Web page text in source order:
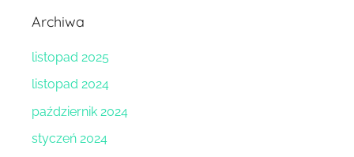
Archiwa
listopad 2025
listopad 2024
październik 2024
styczeń 2024